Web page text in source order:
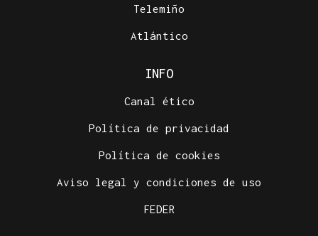
Telemiño
Atlántico
INFO
Canal ético
Política de privacidad
Política de cookies
Aviso legal y condiciones de uso
FEDER